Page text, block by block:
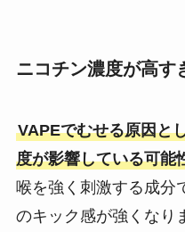
ニコチン濃度が高す
VAPEでむせる原因と
度が影響している可能
喉を強く刺激する成分
のキック感が強くなり